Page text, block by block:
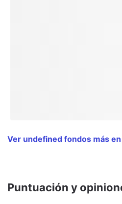
Ver undefined fondos más en
Puntuación y